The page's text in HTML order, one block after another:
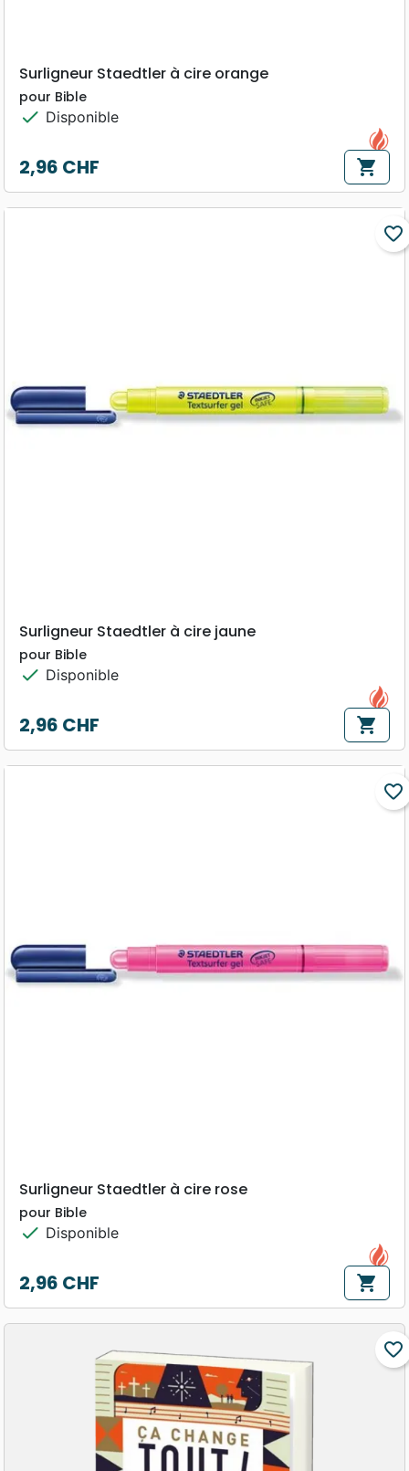
Surligneur Staedtler à cire orange
pour Bible
check Disponible
Prix
2,96 CHF shopping_cart
favorite_border
Surligneur Staedtler à cire jaune
pour Bible
check Disponible
Prix
2,96 CHF shopping_cart
favorite_border
Surligneur Staedtler à cire rose
pour Bible
check Disponible
Prix
2,96 CHF shopping_cart
favorite_border